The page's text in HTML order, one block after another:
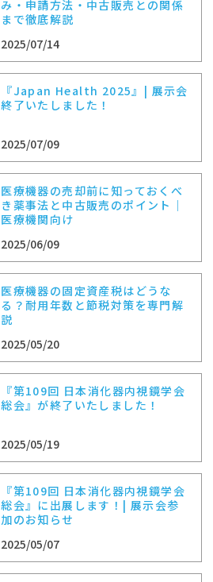
み・申請方法・中古販売との関係
まで徹底解説
2025/07/14
『Japan Health 2025』| 展示会
終了いたしました！
2025/07/09
医療機器の売却前に知っておくべ
き薬事法と中古販売のポイント｜
医療機関向け
2025/06/09
医療機器の固定資産税はどうな
る？耐用年数と節税対策を専門解
説
2025/05/20
『第109回 日本消化器内視鏡学会
総会』が終了いたしました！
2025/05/19
『第109回 日本消化器内視鏡学会
総会』に出展します！| 展示会参
加のお知らせ
2025/05/07